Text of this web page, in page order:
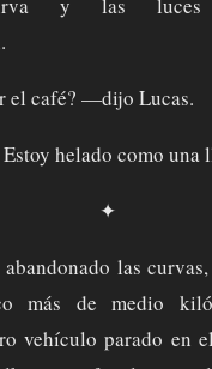
el café? —dijo Lucas.
helado como una
✦
las
más de medio
vehículo parado en